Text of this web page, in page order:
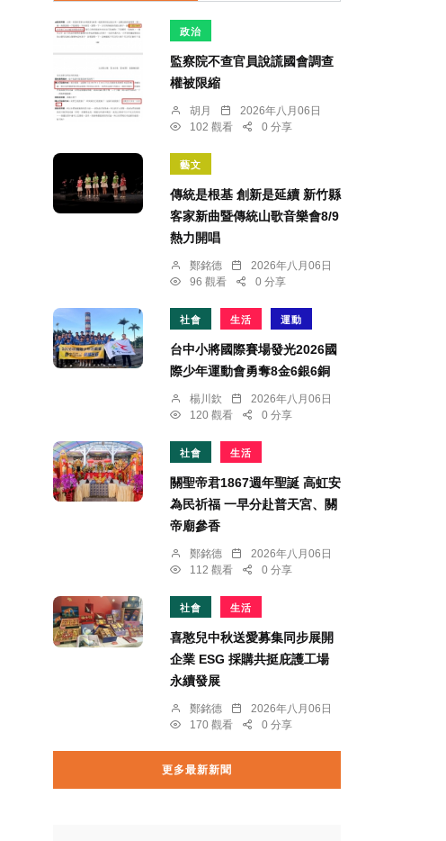
政治
監察院不查官員說謊國會調查
權被限縮
胡月
2026年八月06日
102 觀看
0 分享
藝文
傳統是根基 創新是延續 新竹縣
客家新曲暨傳統山歌音樂會8/9
熱力開唱
鄭銘德
2026年八月06日
96 觀看
0 分享
社會 生活 運動
台中小將國際賽場發光2026國
際少年運動會勇奪8金6銀6銅
楊川欽
2026年八月06日
120 觀看
0 分享
社會 生活
關聖帝君1867週年聖誕 高虹安
為民祈福 一早分赴普天宮、關
帝廟參香
鄭銘德
2026年八月06日
112 觀看
0 分享
社會 生活
喜憨兒中秋送愛募集同步展開
企業 ESG 採購共挺庇護工場
永續發展
鄭銘德
2026年八月06日
170 觀看
0 分享
更多最新新聞